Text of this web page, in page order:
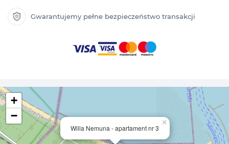
Gwarantujemy pełne bezpieczeństwo transakcji
Willa Nemuna - apartament nr 3
×
+
−